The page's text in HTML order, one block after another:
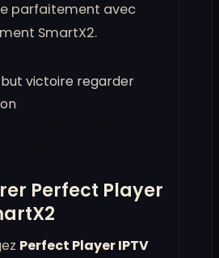
parfaitement avec
SmartX2.
Perfect Player
Perfect Player IPTV